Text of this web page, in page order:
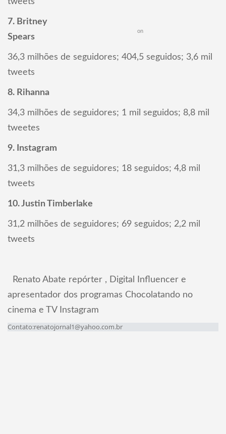
on
7. Britney
Spears
36,3 milhões de seguidores; 404,5 seguidos; 3,6 mil
tweets
8. Rihanna
34,3 milhões de seguidores; 1 mil seguidos; 8,8 mil
tweetes
9. Instagram
31,3 milhões de seguidores; 18 seguidos; 4,8 mil
tweets
10. Justin Timberlake
31,2 milhões de seguidores; 69 seguidos; 2,2 mil
tweets
Renato Abate repórter , Digital Influencer e
apresentador dos programas Chocolatando no
cinema e TV Instagram
Contato:renatojornal1@yahoo.com.br